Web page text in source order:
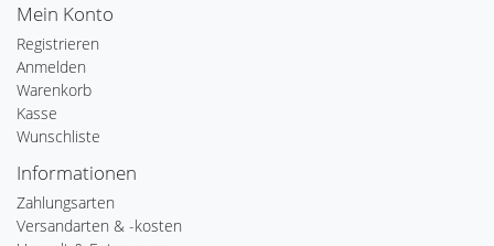
Mein Konto
Registrieren
Anmelden
Warenkorb
Kasse
Wunschliste
Informationen
Zahlungsarten
Versandarten & -kosten